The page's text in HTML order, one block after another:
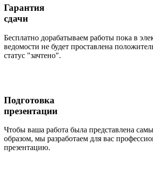
Гарантия
сдачи
Бесплатно дорабатываем работы пока в
ведомости не будет проставлена
статус "зачтено".
Подготовка
презентации
Чтобы ваша работа была представлена
образом, мы разработаем для вас
презентацию.